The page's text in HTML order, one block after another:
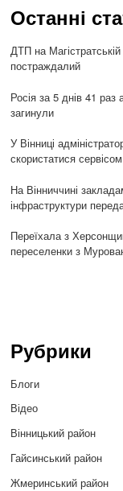
Останні
ДТП на
постраждалий
Росія за 5 днів 41 раз
загинули
У Вінниці
скористатися сервісом
На Вінниччині
інфраструктури
Переїхала з
переселенки з
Рубрики
Блоги
Відео
Вінницький район
Гайсинський район
Жмеринський район